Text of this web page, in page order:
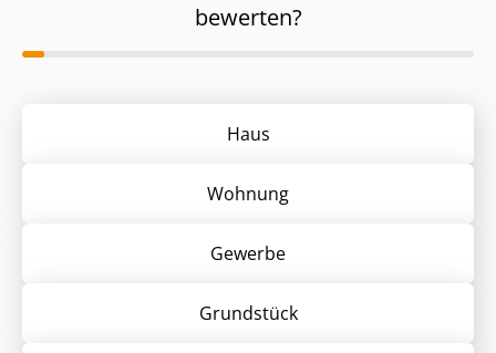
bewerten?
Haus
Wohnung
Gewerbe
Grund­stück